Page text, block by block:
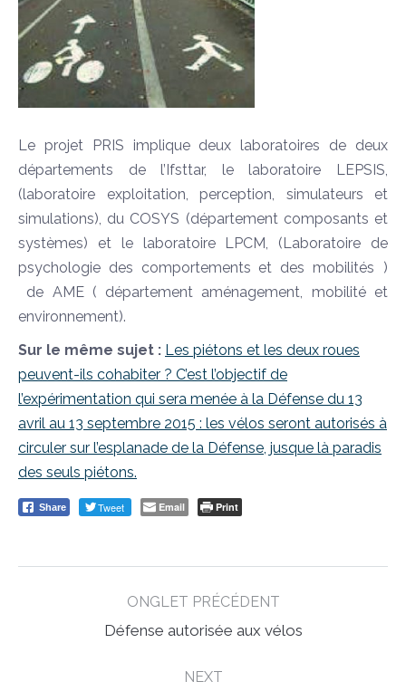
Le projet PRIS implique deux laboratoires de deux
départements de l’Ifsttar, le laboratoire LEPSIS,
(laboratoire exploitation, perception, simulateurs et
simulations), du COSYS (département composants et
systèmes) et le laboratoire LPCM, (Laboratoire de
psychologie des comportements et des mobilités )
de AME ( département aménagement, mobilité et
environnement).
Sur le même sujet : Les piétons et les deux roues
peuvent-ils cohabiter ? C’est l’objectif de
l’expérimentation qui sera menée à la Défense du 13
avril au 13 septembre 2015 : les vélos seront autorisés à
circuler sur l’esplanade de la Défense, jusque là paradis
des seuls piétons.
Share Tweet Email Print
ONGLET PRÉCÉDENT
Previous
Défense autorisée aux vélos
NEXT